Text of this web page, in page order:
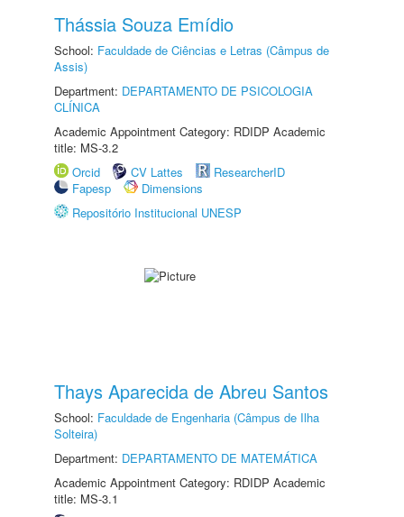
Thássia Souza Emídio
School: Faculdade de Ciências e Letras (Câmpus de
Assis)
Department: DEPARTAMENTO DE PSICOLOGIA
CLÍNICA
Academic Appointment Category: RDIDP Academic
title: MS-3.2
Orcid
CV Lattes
ResearcherID
Fapesp
Dimensions
Repositório Institucional UNESP
Thays Aparecida de Abreu Santos
School: Faculdade de Engenharia (Câmpus de Ilha
Solteira)
Department: DEPARTAMENTO DE MATEMÁTICA
Academic Appointment Category: RDIDP Academic
title: MS-3.1